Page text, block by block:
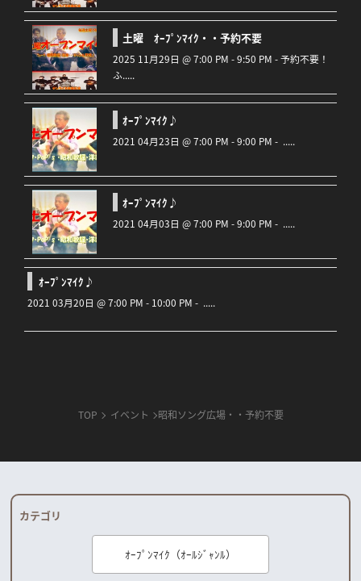
土曜 ｵｰﾌﾟﾝﾏｲｸ・・予約不要
2025 11月29日 @ 7:00 PM - 9:50 PM - 予約不要！
ふ.....
ｵｰﾌﾟﾝﾏｲｸ♪
2021 04月23日 @ 7:00 PM - 9:00 PM - .....
ｵｰﾌﾟﾝﾏｲｸ♪
2021 04月03日 @ 7:00 PM - 9:00 PM - .....
ｵｰﾌﾟﾝﾏｲｸ♪
2021 03月20日 @ 7:00 PM - 10:00 PM - .....
TOP イベント 昭和ソング広場・・予約不要
カテゴリ
ｵｰﾌﾟﾝﾏｲｸ（ｵｰﾙｼﾞｬﾝﾙ）